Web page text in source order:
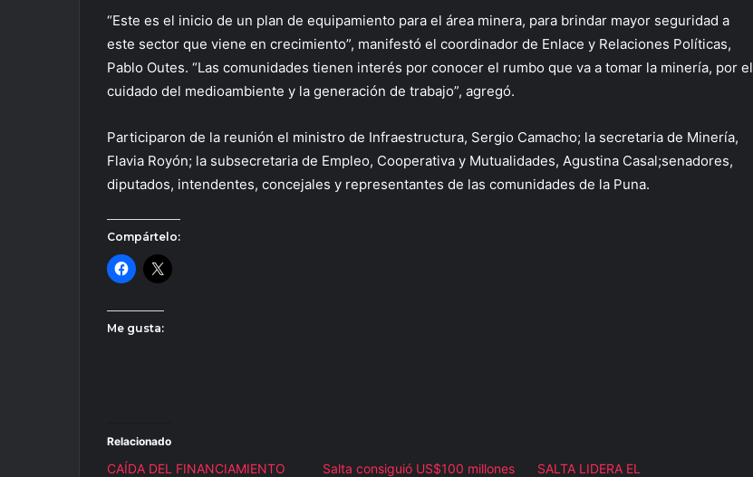
“Este es el inicio de un plan de equipamiento para el área minera, para brindar mayor seguridad a
este sector que viene en crecimiento”, manifestó el coordinador de Enlace y Relaciones Políticas,
Pablo Outes. “Las comunidades tienen interés por conocer el rumbo que va a tomar la minería, por el
cuidado del medioambiente y la generación de trabajo”, agregó.
Participaron de la reunión el ministro de Infraestructura, Sergio Camacho; la secretaria de Minería,
Flavia Royón; la subsecretaria de Empleo, Cooperativa y Mutualidades, Agustina Casal;senadores,
diputados, intendentes, concejales y representantes de las comunidades de la Puna.
Compártelo:
Me gusta:
Relacionado
CAÍDA DEL FINANCIAMIENTO
Salta consiguió US$100 millones
SALTA LIDERA EL